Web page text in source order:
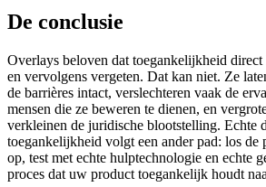
De conclusie
Overlays beloven dat toegankelijkheid
en vervolgens vergeten. Dat kan niet. Ze
de barrières intact, verslechteren vaak de
mensen die ze beweren te dienen, en
verkleinen de juridische blootstelling. Echte
toegankelijkheid volgt een ander pad: los de
op, test met echte hulptechnologie en echte
proces dat uw product toegankelijk houdt